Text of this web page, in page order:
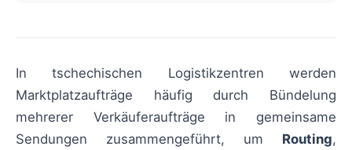
In tschechischen Logistikzentren werden
Marktplatzaufträge häufig durch Bündelung
mehrerer Verkäuferaufträge in gemeinsame
Sendungen zusammengeführt, um Routing,